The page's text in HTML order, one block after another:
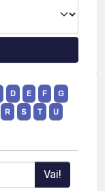
D E F
G
R S T
U